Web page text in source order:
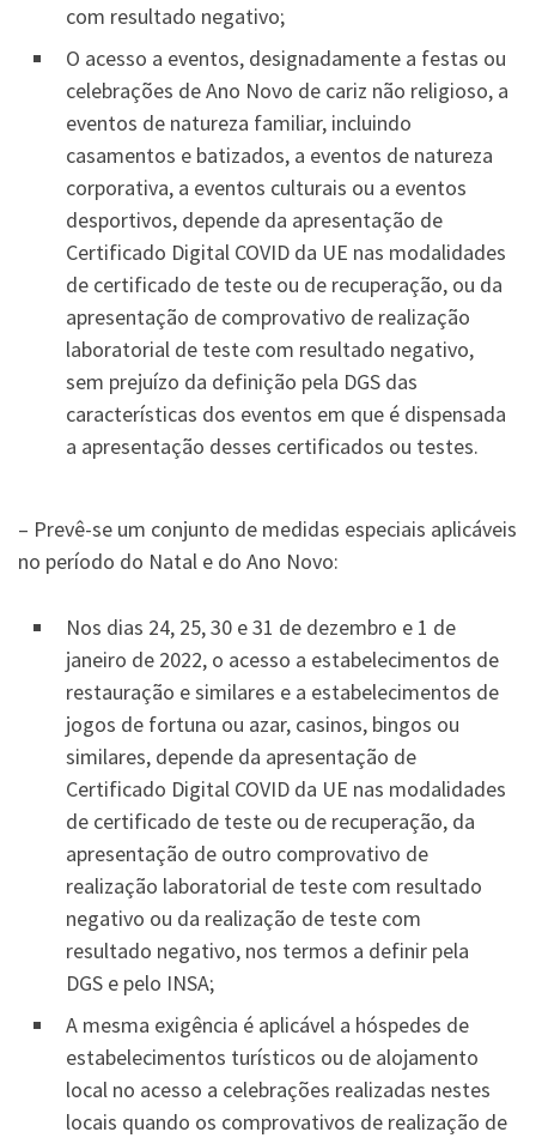
com resultado negativo;
O acesso a eventos, designadamente a festas ou
celebrações de Ano Novo de cariz não religioso, a
eventos de natureza familiar, incluindo
casamentos e batizados, a eventos de natureza
corporativa, a eventos culturais ou a eventos
desportivos, depende da apresentação de
Certificado Digital COVID da UE nas modalidades
de certificado de teste ou de recuperação, ou da
apresentação de comprovativo de realização
laboratorial de teste com resultado negativo,
sem prejuízo da definição pela DGS das
características dos eventos em que é dispensada
a apresentação desses certificados ou testes.
– Prevê-se um conjunto de medidas especiais aplicáveis
no período do Natal e do Ano Novo:
Nos dias 24, 25, 30 e 31 de dezembro e 1 de
janeiro de 2022, o acesso a estabelecimentos de
restauração e similares e a estabelecimentos de
jogos de fortuna ou azar, casinos, bingos ou
similares, depende da apresentação de
Certificado Digital COVID da UE nas modalidades
de certificado de teste ou de recuperação, da
apresentação de outro comprovativo de
realização laboratorial de teste com resultado
negativo ou da realização de teste com
resultado negativo, nos termos a definir pela
DGS e pelo INSA;
A mesma exigência é aplicável a hóspedes de
estabelecimentos turísticos ou de alojamento
local no acesso a celebrações realizadas nestes
locais quando os comprovativos de realização de